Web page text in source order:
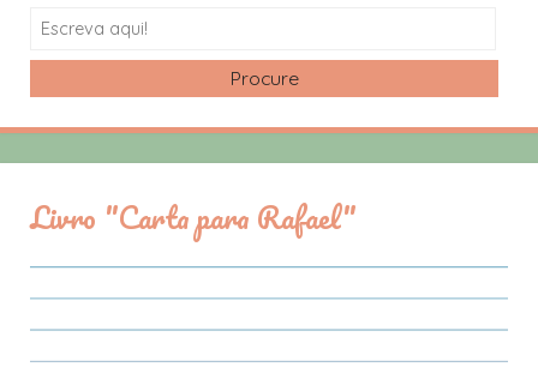
Search
Livro "Carta para Rafael"